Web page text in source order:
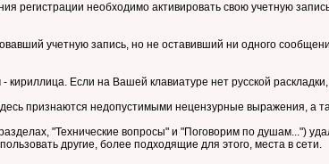
регистрации необходимо активировать свою учетную
учетную запись, но не оставивший ни одного
Если на Вашей клавиатуре нет русской
признаются недопустимыми нецензурные выражения, а
"Технические вопросы" и "Поговорим по душам...")
другие, более подходящие для этого, места в сети.